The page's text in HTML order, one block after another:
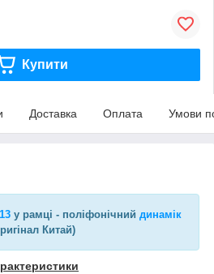
Купити
Доставка Оплата Умови
у рамці - поліфонічний динамік
Китай)